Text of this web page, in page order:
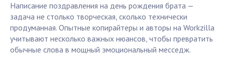
Написание поздравления на день рождения брата —
задача не столько творческая, сколько технически
продуманная. Опытные копирайтеры и авторы на Workzilla
учитывают несколько важных нюансов, чтобы превратить
обычные слова в мощный эмоциональный месседж.